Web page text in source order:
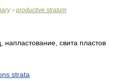
> productive stratum
напластование, свита пластов
strata